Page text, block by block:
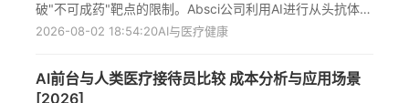
破"不可成药"靶点的限制。Absci公司利用AI进行从头抗体设
计，Expedition Medicines开发共价结合小分子药物，1910
望满足未被满足的临床需求，为传统上被认为"不可成药"的
2026-08-02 18:54:20AI与医疗健康
AI前台与人类医疗接待员比较 成本分析与应用场景
[2026]